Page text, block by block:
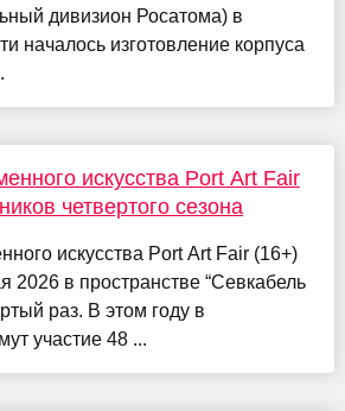
дивизион Росатома) в
началось изготовление корпуса
искусства Port Art Fair
четвертого сезона
искусства Port Art Fair (16+)
2026 в пространстве “Севкабель
раз. В этом году в
участие 48 ...